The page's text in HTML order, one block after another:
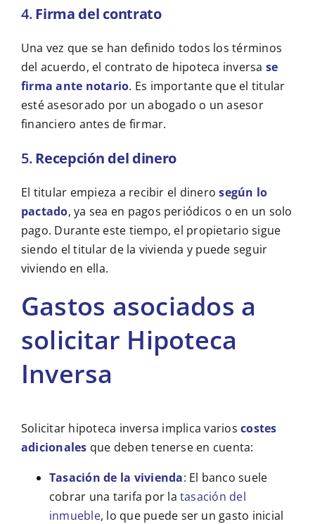
4.Firma del contrato
Una vez que se han definido todos los términos
del acuerdo, el contrato de hipoteca inversa se
firma ante notario. Es importante que el titular
esté asesorado por un abogado o un asesor
financiero antes de firmar.
5.Recepción del dinero
El titular empieza a recibir el dinerosegún lo
pactado, ya sea en pagos periódicos o en un solo
pago. Durante este tiempo, el propietario sigue
siendo el titular de la vivienda y puede seguir
viviendo en ella.
Gastos asociados a
solicitar Hipoteca
Inversa
Solicitar hipoteca inversa implica varioscostes
adicionales que deben tenerse en cuenta:
Tasación de la vivienda: El banco suele
cobrar una tarifa por la tasación del
inmueble, lo que puede ser un gasto inicial